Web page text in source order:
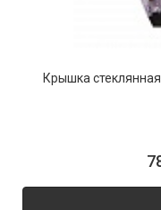
Крышка